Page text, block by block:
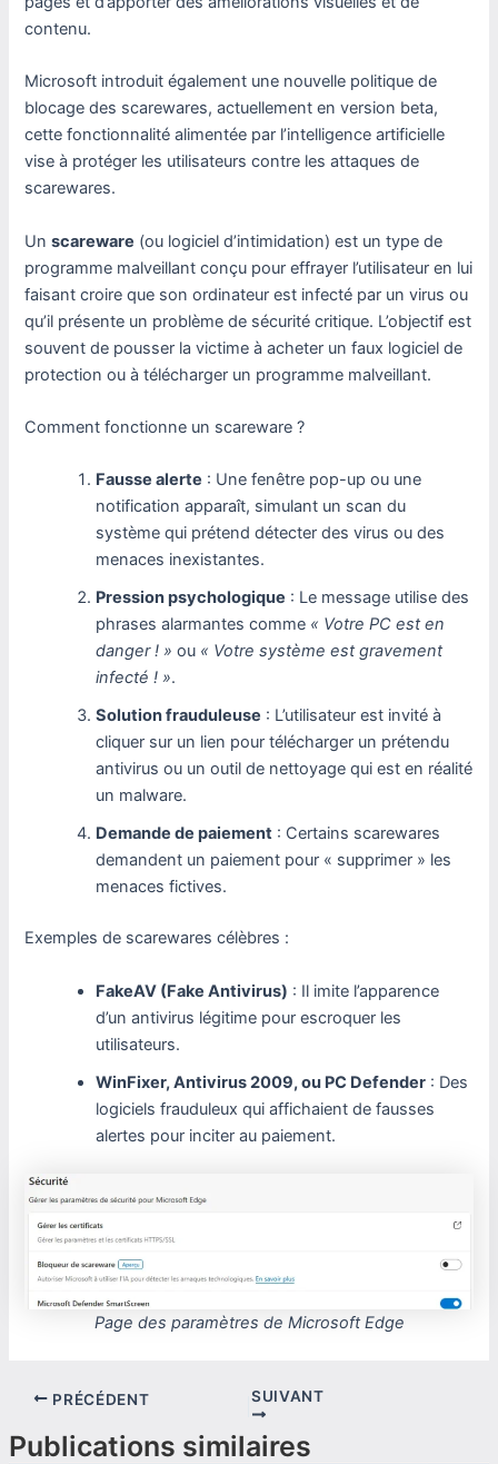
contenu.
Microsoft introduit également une nouvelle politique de
blocage des scarewares, actuellement en version beta,
cette fonctionnalité alimentée par l’intelligence artificielle
vise à protéger les utilisateurs contre les attaques de
scarewares.
Unscareware (ou logiciel d’intimidation) est un type de
programme malveillant conçu pour effrayer l’utilisateur en lui
faisant croire que son ordinateur est infecté par un virus ou
qu’il présente un problème de sécurité critique. L’objectif est
souvent de pousser la victime à acheter un faux logiciel de
protection ou à télécharger un programme malveillant.
Comment fonctionne un scareware ?
Fausse alerte : Une fenêtre pop-up ou une
notification apparaît, simulant un scan du
système qui prétend détecter des virus ou des
menaces inexistantes.
Pression psychologique : Le message utilise des
phrases alarmantes comme « Votre PC est en
danger ! » ou « Votre système est gravement
infecté ! ».
Solution frauduleuse : L’utilisateur est invité à
cliquer sur un lien pour télécharger un prétendu
antivirus ou un outil de nettoyage qui est en réalité
un malware.
Demande de paiement : Certains scarewares
demandent un paiement pour « supprimer » les
menaces fictives.
Exemples de scarewares célèbres :
FakeAV (Fake Antivirus) : Il imite l’apparence
d’un antivirus légitime pour escroquer les
utilisateurs.
WinFixer, Antivirus 2009, ou PC Defender : Des
logiciels frauduleux qui affichaient de fausses
alertes pour inciter au paiement.
Page des paramètres de Microsoft Edge
PRÉCÉDENT SUIVANT
Publications similaires